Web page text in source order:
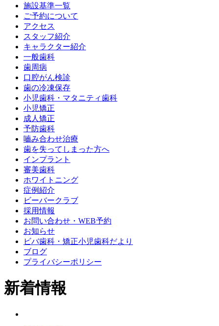
施設基準一覧
ご予約について
アクセス
スタッフ紹介
キャラクター紹介
一般歯科
歯周病
口腔がん検診
歯の冷凍保存
小児歯科・マタニティ歯科
小児矯正
成人矯正
予防歯科
嚙み合わせ治療
歯を失ってしまった方へ
インプラント
審美歯科
ホワイトニング
症例紹介
ビーバークラブ
採用情報
お問い合わせ・WEB予約
お知らせ
ビバ歯科・矯正小児歯科だより
ブログ
プライバシーポリシー
新着情報